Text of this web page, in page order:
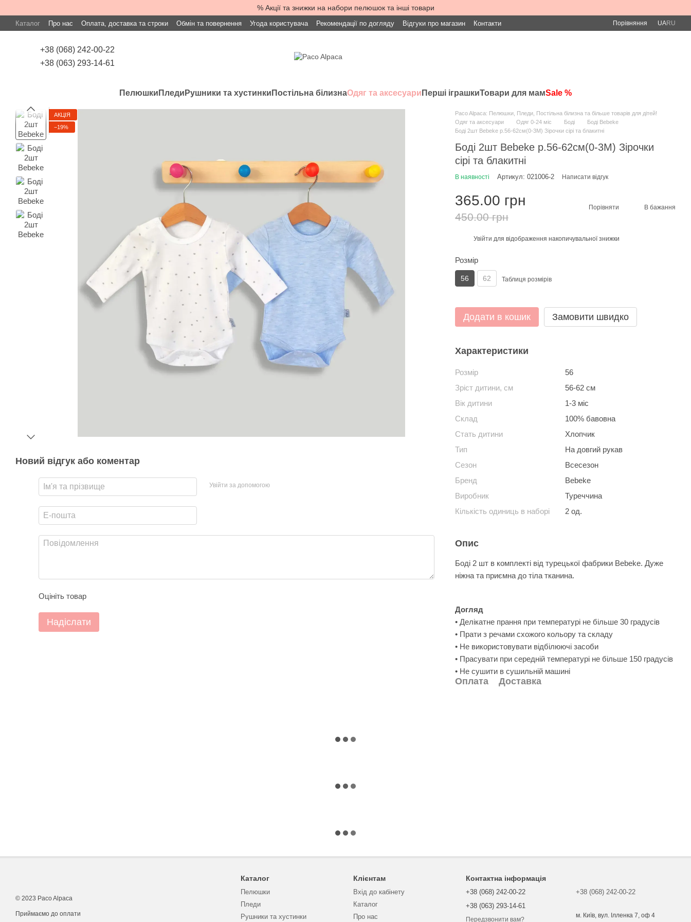
% Акції та знижки на набори пелюшок та інші товари
Каталог Про нас Оплата, доставка та строки Обмін та повернення Угода користувача Рекомендації по догляду Відгуки про магазин Контакти Порівняння UARU
+38 (068) 242-00-22
+38 (063) 293-14-61
Пелюшки Пледи Рушники та хустинки Постільна білизнаОдяг та аксесуари Перші іграшкиТовари для мамSale %
АКЦІЯ
−19%
Новий відгук або коментар
Увійти за допомогою
Оцініть товар
Надіслати
Paco Alpaca: Пелюшки, Пледи, Постільна білизна та більше товарів для дітей!
Одяг та аксесуари
Одяг 0-24 міс Боді
Боді Bebeke
Боді 2шт Bebeke р.56-62см(0-3М) Зірочки сірі та блакитні
Боді 2шт Bebeke р.56-62см(0-3М) Зірочки
сірі та блакитні
В наявності Артикул: 021006-2 Написати відгук
365.00 грн
450.00 грн
Порівняти В бажання
Увійти для відображення накопичувальної знижки
Розмір
56 62 Таблиця розмірів
Додати в кошик Замовити швидко
Характеристики
Розмір
56
Зріст дитини, см
56-62 см
Вік дитини
1-3 міс
Склад
100% бавовна
Стать дитини
Хлопчик
Тип
На довгий рукав
Сезон
Всесезон
Бренд
Bebeke
Виробник
Туреччина
Кількість одиниць в наборі
2 од.
Опис
Боді 2 шт в комплекті від турецької фабрики Bebeke. Дуже
ніжна та приємна до тіла тканина.
Догляд
• Делікатне прання при температурі не більше 30 градусів
• Прати з речами схожого кольору та складу
• Не використовувати відбілюючі засоби
• Прасувати при середній температурі не більше 150 градусів
• Не сушити в сушильній машині
Оплата Доставка
© 2023 Paco Alpaca
Приймаємо до оплати
Каталог
Пелюшки
Пледи
Рушники та хустинки
Клієнтам
Вхід до кабінету
Каталог
Про нас
Контактна інформація
+38 (068) 242-00-22
+38 (063) 293-14-61
Передзвонити вам?
+38 (068) 242-00-22
м. Київ, вул. Ілленка 7, оф 4